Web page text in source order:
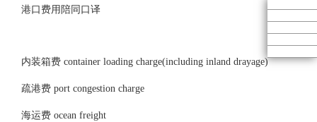
港口费用陪同口译
内装箱费 container loading charge(including inland drayage)
疏港费 port congestion charge
海运费 ocean freight